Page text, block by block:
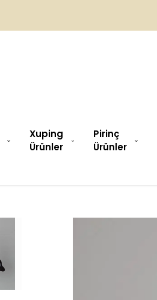
Xuping
Ürünler
Pirinç
Ürünler